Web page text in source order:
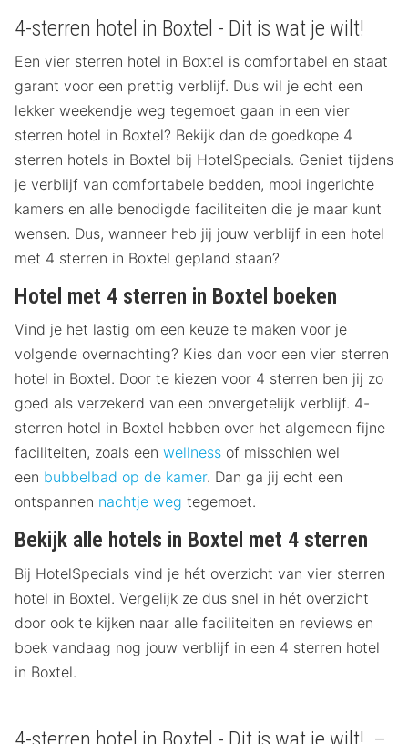
4-sterren hotel in Boxtel - Dit is wat je wilt!
Een vier sterren hotel in Boxtel is comfortabel en staat
garant voor een prettig verblijf. Dus wil je echt een
lekker weekendje weg tegemoet gaan in een vier
sterren hotel in Boxtel? Bekijk dan de goedkope 4
sterren hotels in Boxtel bij HotelSpecials. Geniet tijdens
je verblijf van comfortabele bedden, mooi ingerichte
kamers en alle benodigde faciliteiten die je maar kunt
wensen. Dus, wanneer heb jij jouw verblijf in een hotel
met 4 sterren in Boxtel gepland staan?
Hotel met 4 sterren in Boxtel boeken
Vind je het lastig om een keuze te maken voor je
volgende overnachting? Kies dan voor een vier sterren
hotel in Boxtel. Door te kiezen voor 4 sterren ben jij zo
goed als verzekerd van een onvergetelijk verblijf. 4-
sterren hotel in Boxtel hebben over het algemeen fijne
faciliteiten, zoals een wellness of misschien wel
een bubbelbad op de kamer. Dan ga jij echt een
ontspannen nachtje weg tegemoet.
Bekijk alle hotels in Boxtel met 4 sterren
Bij HotelSpecials vind je hét overzicht van vier sterren
hotel in Boxtel. Vergelijk ze dus snel in hét overzicht
door ook te kijken naar alle faciliteiten en reviews en
boek vandaag nog jouw verblijf in een 4 sterren hotel
in Boxtel.